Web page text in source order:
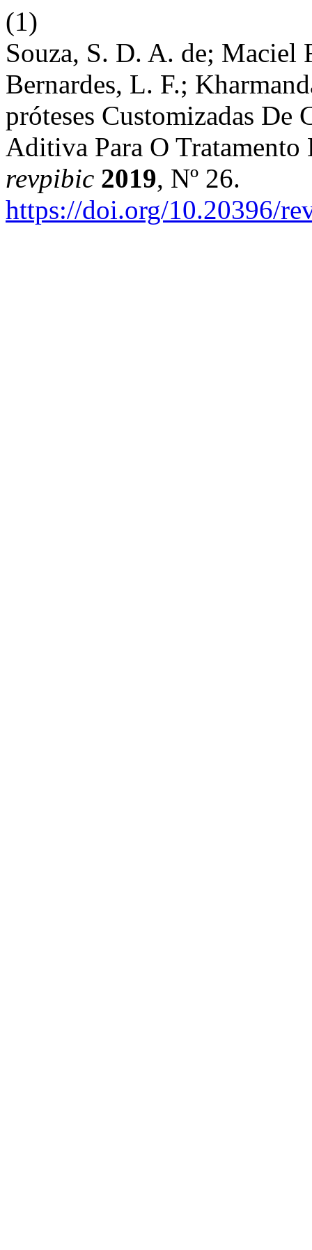
(1)
Souza, S. D. A. de;
Bernardes, L. F.;
próteses Customizadas De
Aditiva Para O
revpibic 2019, Nº 26.
https://doi.org/10.20396/